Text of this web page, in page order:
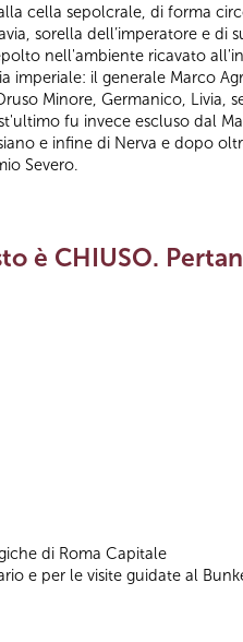
cella sepolcrale, di forma
sorella dell’imperatore e di
nell'ambiente ricavato
il generale Marco
Minore, Germanico, Livia,
fu invece escluso dal
e infine di Nerva e dopo
Severo.
è CHIUSO.
di Roma Capitale
e per le visite guidate al